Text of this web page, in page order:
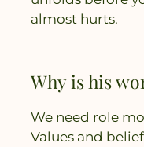
almost hurts.
Why is his
We need role
Values ​​and